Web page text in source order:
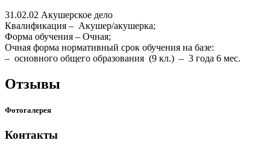
31.02.02 Акушерское дело
Квалификация – Акушер/акушерка;
Форма обучения – Очная;
Очная форма нормативный срок обучения на базе:
– основного общего образования (9 кл.) – 3 года 6 мес.
Отзывы
Фотогалерея
Контакты